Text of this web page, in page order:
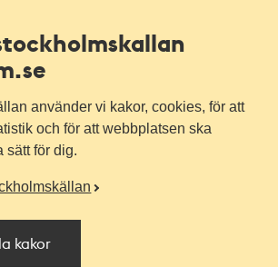
använder vi kakor, cookies, för att
och för att webbplatsen ska
sätt för dig.
kakor